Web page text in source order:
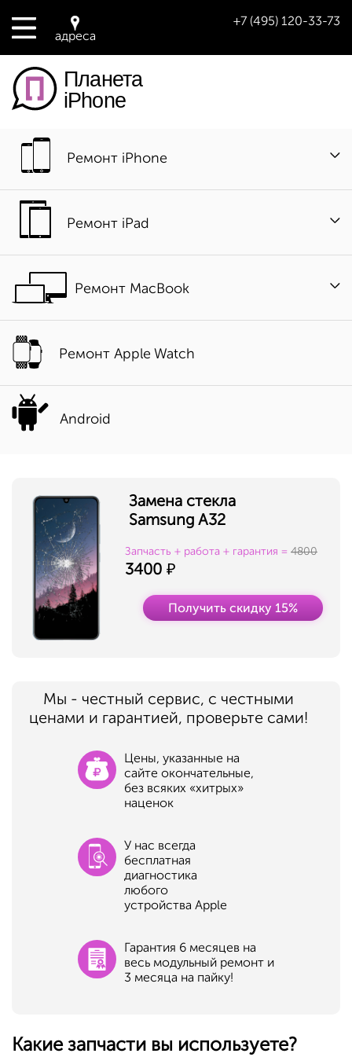
адреса
+7 (495) 120-33-73
Планета
iPhone
Ремонт iPhone
Ремонт iPad
Ремонт MacBook
Ремонт Apple Watch
Android
Замена стекла
Samsung A32
Запчасть + работа + гарантия = 4800
3400
Получить скидку 15%
Мы - честный сервис, с честными
ценами и гарантией, проверьте сами!
Цены, указанные на
сайте окончательные,
без всяких «хитрых»
наценок
У нас всегда
бесплатная
диагностика
любого
устройства Apple
Гарантия 6 месяцев на
весь модульный ремонт и
3 месяца на пайку!
Какие запчасти вы используете?